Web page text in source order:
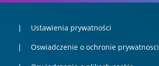
Ustawienia prywatności
Oswiadczenie o ochronie prywatnosci